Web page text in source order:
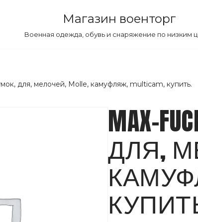
Магазин военторг
Военная одежда, обувь и снаряжение по низким
для, мелочей, Molle, камуфляж, multicam, купить.
MAX-
ДЛЯ,